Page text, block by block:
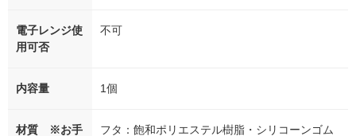
電子レンジ使
用可否
不可
内容量 1個
材質 ※お手
フタ：飽和ポリエステル樹脂・シリコーンゴム